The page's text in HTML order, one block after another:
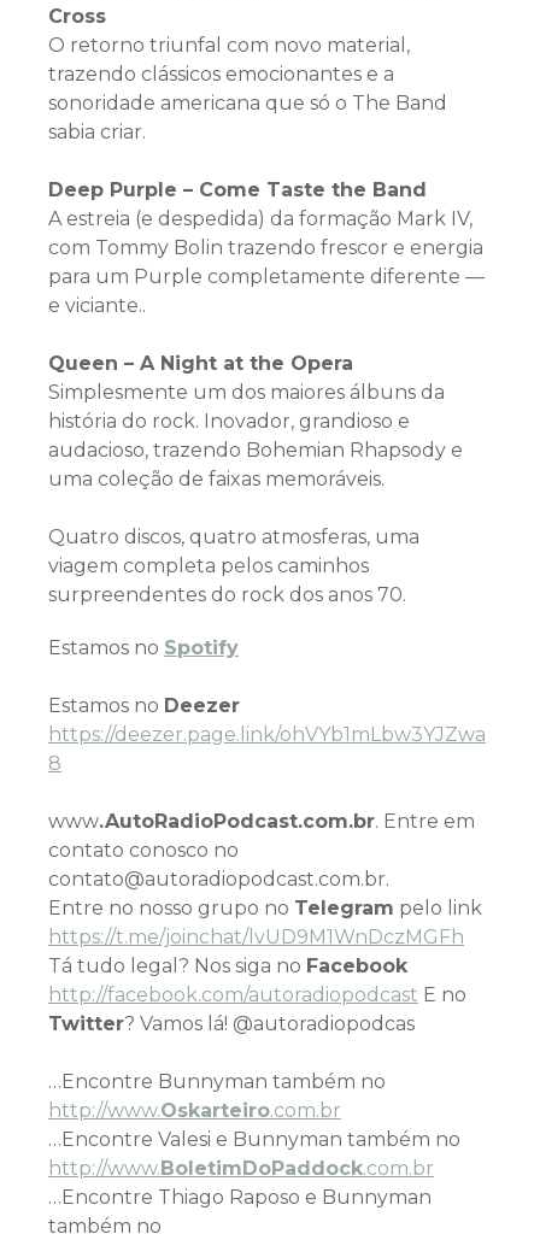
Cross
O retorno triunfal com novo material,
trazendo clássicos emocionantes e a
sonoridade americana que só o The Band
sabia criar.
Deep Purple – Come Taste the Band
A estreia (e despedida) da formação Mark IV,
com Tommy Bolin trazendo frescor e energia
para um Purple completamente diferente —
e viciante..
Queen – A Night at the Opera
Simplesmente um dos maiores álbuns da
história do rock. Inovador, grandioso e
audacioso, trazendo Bohemian Rhapsody e
uma coleção de faixas memoráveis.
Quatro discos, quatro atmosferas, uma
viagem completa pelos caminhos
surpreendentes do rock dos anos 70.
Estamos no Spotify
Estamos no Deezer
https://deezer.page.link/ohVYb1mLbw3YJZwa
8
www.AutoRadioPodcast.com.br. Entre em
contato conosco no
contato@autoradiopodcast.com.br.
Entre no nosso grupo no Telegram pelo link
https://t.me/joinchat/lvUD9M1WnDczMGFh
Tá tudo legal? Nos siga no Facebook
http://facebook.com/autoradiopodcast E no
Twitter? Vamos lá! @autoradiopodcas
…Encontre Bunnyman também no
http://www.Oskarteiro.com.br
…Encontre Valesi e Bunnyman também no
http://www.BoletimDoPaddock.com.br
…Encontre Thiago Raposo e Bunnyman
também no